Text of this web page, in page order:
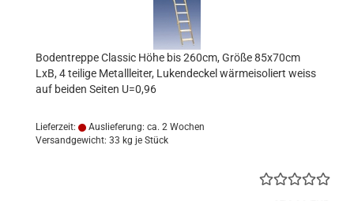
Bodentreppe Classic Höhe bis 260cm, Größe 85x70cm
LxB, 4 teilige Metallleiter, Lukendeckel wärmeisoliert weiss
auf beiden Seiten U=0,96
Lieferzeit:
Auslieferung: ca. 2 Wochen
Versandgewicht: 33 kg je Stück